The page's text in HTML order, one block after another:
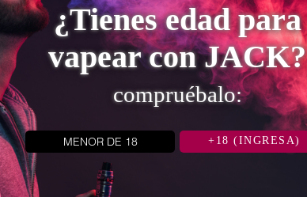
¿Tienes edad para
vapear con JACK?
compruébalo:
MENOR DE 18 +18 (INGRESA)